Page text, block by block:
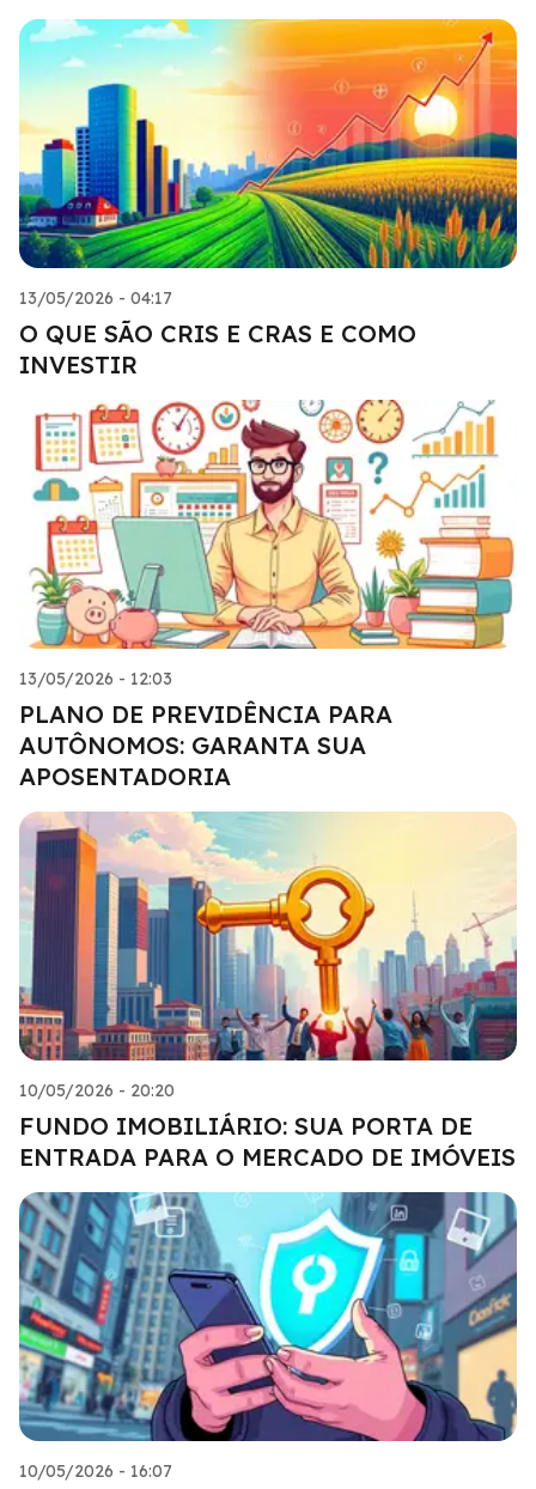
13/05/2026 - 04:17
O QUE SÃO CRIS E CRAS E COMO
INVESTIR
13/05/2026 - 12:03
PLANO DE PREVIDÊNCIA PARA
AUTÔNOMOS: GARANTA SUA
APOSENTADORIA
10/05/2026 - 20:20
FUNDO IMOBILIÁRIO: SUA PORTA DE
ENTRADA PARA O MERCADO DE IMÓVEIS
10/05/2026 - 16:07